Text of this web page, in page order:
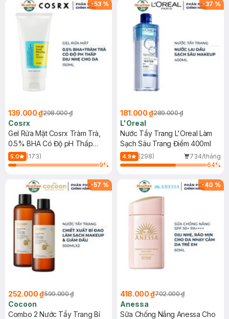
-53 %
139.000 ₫298.000 ₫
Cosrx
Gel Rửa Mặt Cosrx Tràm Trà,
0.5% BHA Có Độ pH Thấp
150ml
5.0
(173)
9%
-37 %
181.000 ₫289.000 ₫
L'Oreal
Nước Tẩy Trang L'Oreal Làm
Sạch Sâu Trang Điểm 400ml
4.8 (298)
734/tháng
64%
-57 %
252.000 ₫590.000 ₫
Cocoon
Combo 2 Nước Tẩy Trang Bí
-40 %
418.000 ₫702.000 ₫
Anessa
Sữa Chống Nắng Anessa Cho